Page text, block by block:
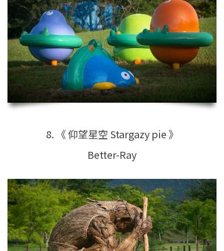
8. 《 仰望星空 Stargazy pie 》
Better-Ray